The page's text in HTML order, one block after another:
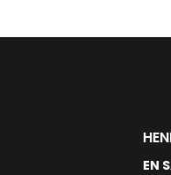
EN